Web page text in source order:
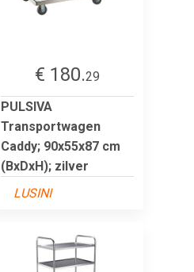
€ 180.29
PULSIVA
Transportwagen
Caddy; 90x55x87 cm
(BxDxH); zilver
LUSINI